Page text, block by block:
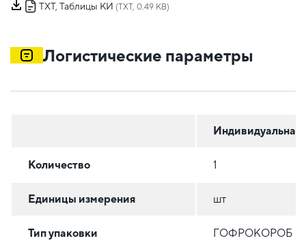
TXT, Таблицы КИ (TXT, 0.49 KB)
Логистические параметры
Индивидуальная
Количество 1
Единицы измерения шт
Тип упаковки ГОФРОКОРОБ